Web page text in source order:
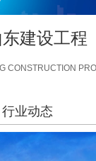
东建设工程
业动态